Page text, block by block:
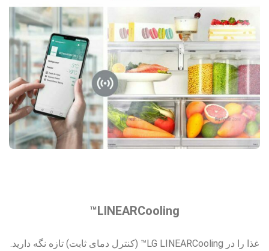
LINEARCooling™
غذا را در LG LINEARCooling™ (کنترل دمای ثابت) تازه نگه دارید.